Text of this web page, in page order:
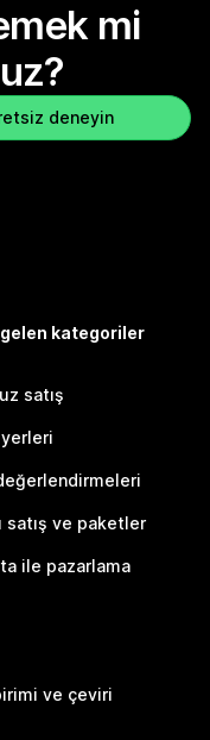
mi
deneyin
gelen kategoriler
satış
yerleri
satış ve paketler
ile pazarlama
ve çeviri